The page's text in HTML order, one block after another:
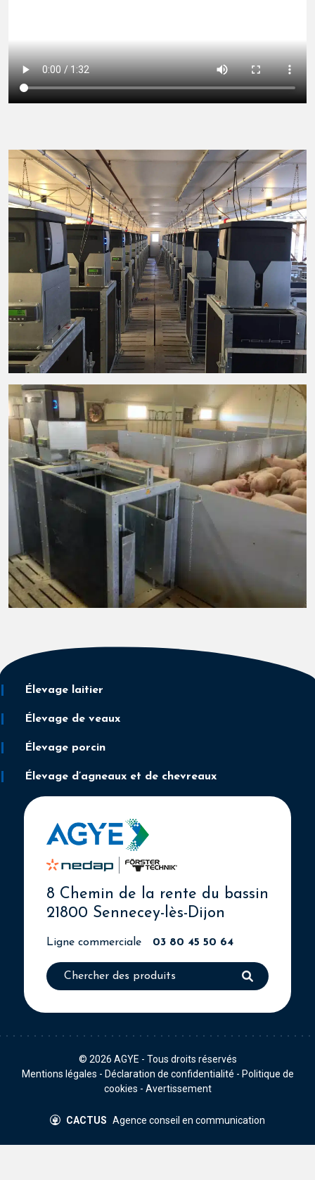
Élevage laitier
Élevage de veaux
Élevage porcin
Élevage d’agneaux et de chevreaux
8 Chemin de la rente du bassin
21800 Sennecey-lès-Dijon
Ligne commerciale 03 80 45 50 64
© 2026 AGYE - Tous droits réservés
Mentions légales - Déclaration de confidentialité - Politique de
cookies - Avertissement
CACTUS Agence conseil en communication